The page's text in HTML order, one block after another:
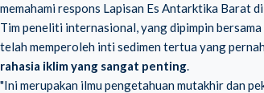
memahami respons Lapisan Es Antarktika Barat
Tim peneliti internasional, yang dipimpin
telah memperoleh inti sedimen tertua yang
rahasia iklim yang sangat penting.
"Ini merupakan ilmu pengetahuan mutakhir dan